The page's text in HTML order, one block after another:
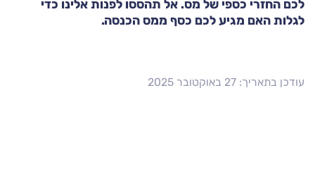
לכם החזרי כספי של מס. אל תהססו לפנות אלינו כדי
לגלות האם מגיע לכם כסף ממס הכנסה.
עודכן בתאריך: 27 באוקטובר 2025